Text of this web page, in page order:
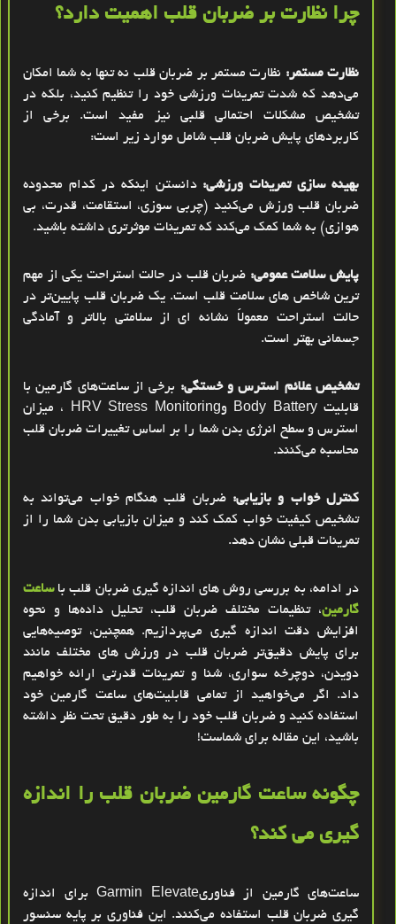
چرا نظارت بر ضربان قلب اهمیت دارد؟
نظارت مستمر: نظارت مستمر بر ضربان قلب نه تنها به شما امکان
می‌دهد که شدت تمرینات ورزشی خود را تنظیم کنید، بلکه در
تشخیص مشکلات احتمالی قلبی نیز مفید است. برخی از
کاربردهای پایش ضربان قلب شامل موارد زیر است:
بهینه‌ سازی تمرینات ورزشی: دانستن اینکه در کدام محدوده
ضربان قلب ورزش می‌کنید (چربی‌ سوزی، استقامت، قدرت، بی‌
هوازی) به شما کمک می‌کند که تمرینات موثرتری داشته باشید.
پایش سلامت عمومی: ضربان قلب در حالت استراحت یکی از مهم
‌ترین شاخص‌ های سلامت قلب است. یک ضربان قلب پایین‌تر در
حالت استراحت معمولاً نشانه‌ ای از سلامتی بالاتر و آمادگی
جسمانی بهتر است.
تشخیص علائم استرس و خستگی: برخی از ساعت‌های گارمین با
قابلیتBody Battery وHRV Stress Monitoring ، میزان
استرس و سطح انرژی بدن شما را بر اساس تغییرات ضربان قلب
محاسبه می‌کنند.
کنترل خواب و بازیابی: ضربان قلب هنگام خواب می‌تواند به
تشخیص کیفیت خواب کمک کند و میزان بازیابی بدن شما را از
تمرینات قبلی نشان دهد.
در ادامه، به بررسی روش‌ های اندازه‌ گیری ضربان قلب با ساعت
گارمین، تنظیمات مختلف ضربان قلب، تحلیل داده‌ها و نحوه
افزایش دقت اندازه‌ گیری می‌پردازیم. همچنین، توصیه‌هایی
برای پایش دقیق‌تر ضربان قلب در ورزش‌ های مختلف مانند
دویدن، دوچرخه ‌سواری، شنا و تمرینات قدرتی ارائه خواهیم
داد. اگر می‌خواهید از تمامی قابلیت‌های ساعت گارمین خود
استفاده کنید و ضربان قلب خود را به طور دقیق تحت نظر داشته
باشید، این مقاله برای شماست!
چگونه ساعت گارمین ضربان قلب را اندازه‌
گیری می‌ کند؟
ساعت‌های گارمین از فناوریGarmin Elevate برای اندازه‌
گیری ضربان قلب استفاده می‌کنند. این فناوری بر پایه سنسور